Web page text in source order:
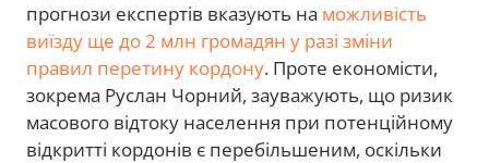
прогнози експертів вказують на можливість
виїзду ще до 2 млн громадян у разі зміни
правил перетину кордону. Проте економісти,
зокрема Руслан Чорний, зауважують, що ризик
масового відтоку населення при потенційному
відкритті кордонів є перебільшеним, оскільки